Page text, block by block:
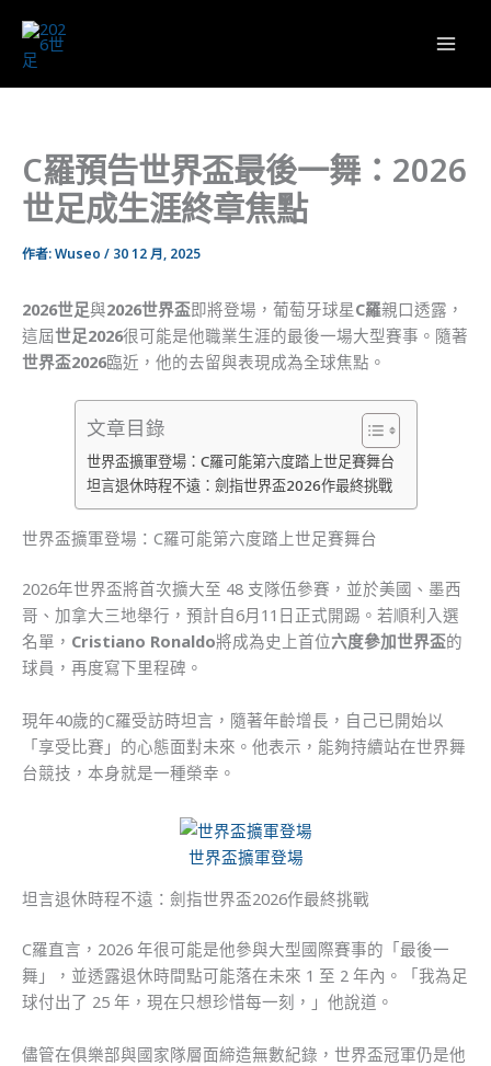
要
C羅預告世界盃最後一舞：2026
世足成生涯終章焦點
作者:Wuseo / 30 12 月, 2025
2026世足與2026世界盃即將登場，葡萄牙球星C羅親口透露，
這屆世足2026很可能是他職業生涯的最後一場大型賽事。隨著
世界盃2026臨近，他的去留與表現成為全球焦點。
文章目錄
世界盃擴軍登場：C羅可能第六度踏上世足賽舞台
坦言退休時程不遠：劍指世界盃2026作最終挑戰
世界盃擴軍登場：C羅可能第六度踏上世足賽舞台
2026年世界盃將首次擴大至 48 支隊伍參賽，並於美國、墨西
哥、加拿大三地舉行，預計自6月11日正式開踢。若順利入選
名單， Cristiano Ronaldo將成為史上首位六度參加世界盃的
球員，再度寫下里程碑。
現年40歲的C羅受訪時坦言，隨著年齡增長，自己已開始以
「享受比賽」的心態面對未來。他表示，能夠持續站在世界舞
台競技，本身就是一種榮幸。
世界盃擴軍登場
坦言退休時程不遠：劍指世界盃2026作最終挑戰
C羅直言，2026 年很可能是他參與大型國際賽事的「最後一
舞」，並透露退休時間點可能落在未來 1 至 2 年內。「我為足
球付出了 25 年，現在只想珍惜每一刻，」他說道。
儘管在俱樂部與國家隊層面締造無數紀錄，世界盃冠軍仍是他